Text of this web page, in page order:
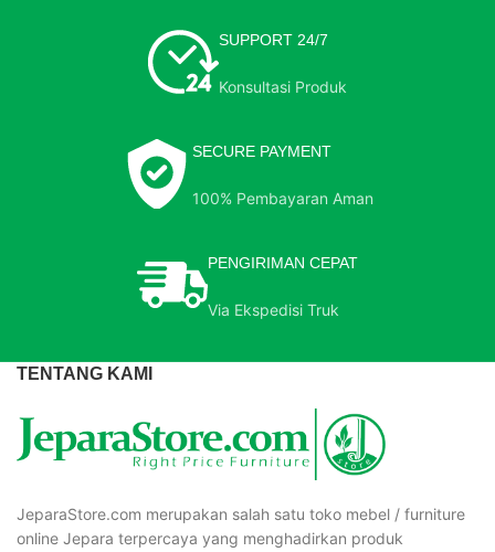
SUPPORT 24/7
Konsultasi Produk
SECURE PAYMENT
100% Pembayaran Aman
PENGIRIMAN CEPAT
Via Ekspedisi Truk
TENTANG KAMI
JeparaStore.com merupakan salah satu toko mebel / furniture
online Jepara terpercaya yang menghadirkan produk